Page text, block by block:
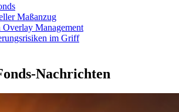
Maßanzug
Management
im Griff
Nachrichten